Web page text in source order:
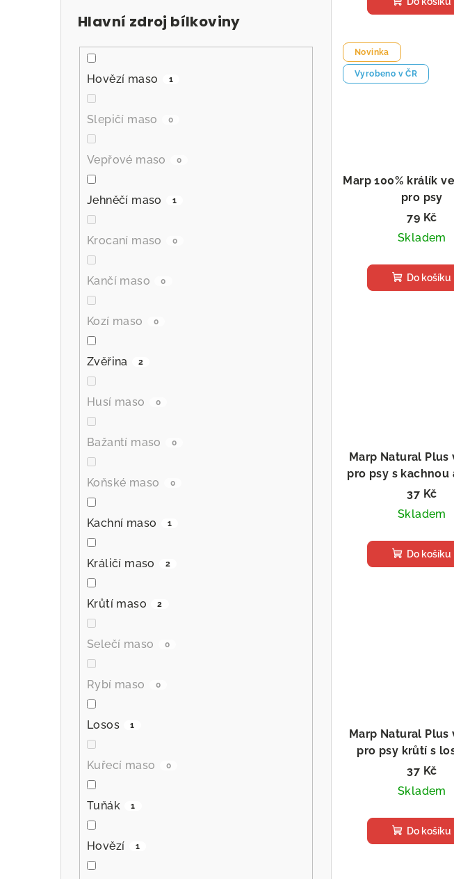
Hlavní zdroj bílkoviny
Hovězí maso 1
Slepičí maso 0
Vepřové maso 0
Jehněčí maso 1
Krocaní maso 0
Kančí maso 0
Kozí maso 0
Zvěřina 2
Husí maso 0
Bažantí maso 0
Koňské maso 0
Kachní maso 1
Králičí maso 2
Krůtí maso 2
Selečí maso 0
Rybí maso 0
Losos 1
Kuřecí maso 0
Tuňák 1
Hovězí 1
ů
t
ů
Novinka
Vyrobeno v ČR
Marp 100% králík
pro psy
79 Kč
Skladem
Do košíku
Marp Natural Plus
pro psy s kachnou
37 Kč
Skladem
Do košíku
Marp Natural Plus
pro psy krůtí s
37 Kč
Skladem
Do košíku